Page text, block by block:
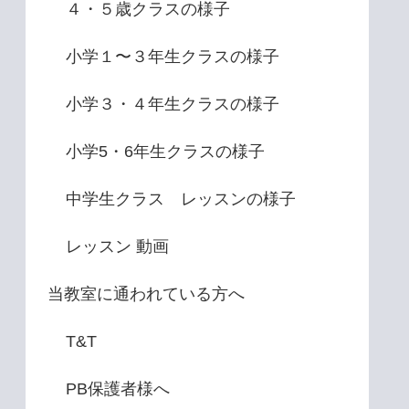
４・５歳クラスの様子
小学１〜３年生クラスの様子
小学３・４年生クラスの様子
小学5・6年生クラスの様子
中学生クラス レッスンの様子
レッスン 動画
当教室に通われている方へ
T&T
PB保護者様へ